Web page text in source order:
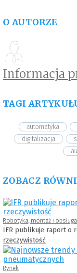
O AUTORZE
Informacja
TAGI
automatyka
digitalizacja
ZOBACZ
Robotyka, montaż i obsługa
IFR publikuje raport o
rzeczywistość
Rynek